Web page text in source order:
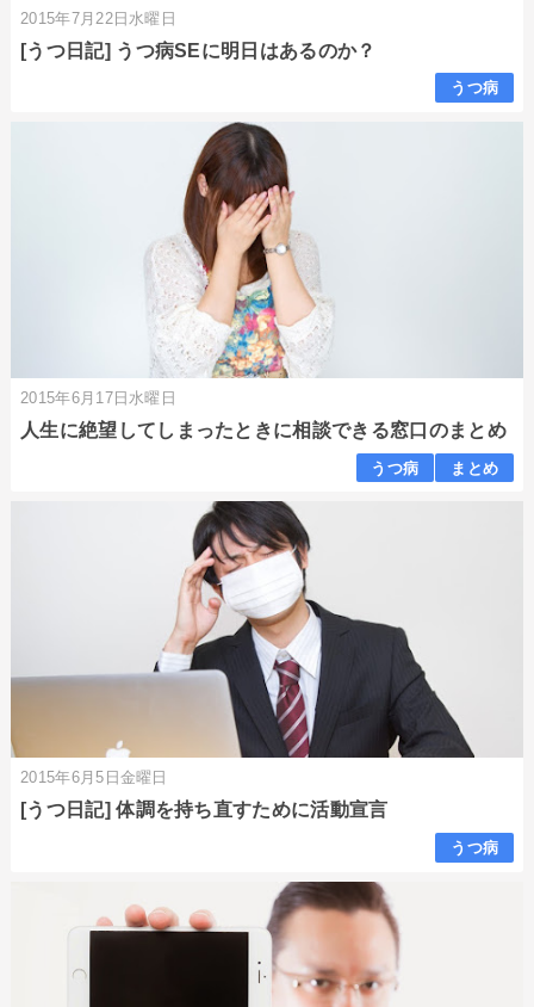
2015年7月22日水曜日
[うつ日記] うつ病SEに明日はあるのか？
うつ病
2015年6月17日水曜日
人生に絶望してしまったときに相談できる窓口のまとめ
うつ病 まとめ
2015年6月5日金曜日
[うつ日記] 体調を持ち直すために活動宣言
うつ病